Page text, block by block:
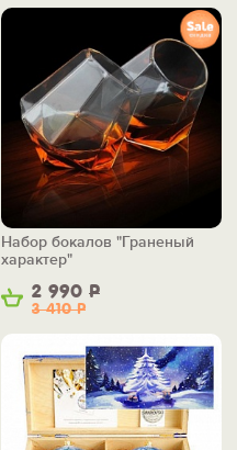
2 990 Р
3 410Р
Набор бокалов "Граненый
характер"